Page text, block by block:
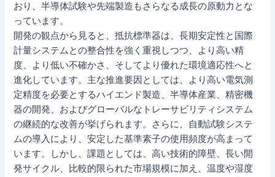
おり、半導体試験や先端製造もさらなる成長の原動力とな
っています。
開発の観点から見ると、抵抗標準器は、長期安定性と国際
計量システムとの整合性を強く重視しつつ、より高い精
度、より低い不確かさ、そしてより優れた環境適応性へと
進化しています。主な推進要因としては、より高い電気測
定精度を必要とするハイエンド製造、半導体産業、精密機
器の開発、およびグローバルなトレーサビリティシステム
の継続的な改善が挙げられます。さらに、自動試験システ
ムの導入により、安定した基準素子の使用頻度が高まって
います。しかし、課題としては、高い技術的障壁、長い開
発サイクル、比較的限られた市場規模に加え、温度や湿度